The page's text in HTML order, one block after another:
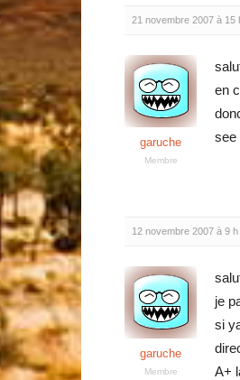
21 novembre 2007 à 15
garuche
Membre
en
see
12 novembre 2007 à 9 h
garuche
Membre
je
si
A+